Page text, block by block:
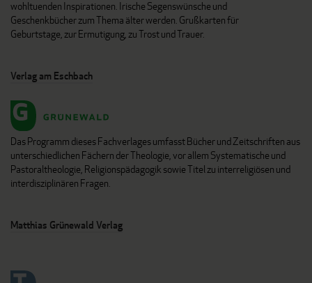
wohltuenden Inspirationen. Irische Segenswünsche und
Geschenkbücher zum Thema älter werden. Grußkarten für
Geburtstage, zur Ermutigung, zu Trost und Trauer.
Verlag am Eschbach
Das Programm dieses Fachverlages umfasst Bücher und Zeitschriften aus
unterschiedlichen Fächern der Theologie, vor allem Systematische und
Pastoraltheologie, Religionspädagogik sowie Titel zu interreligiösen und
interdisziplinären Fragen.
Matthias Grünewald Verlag